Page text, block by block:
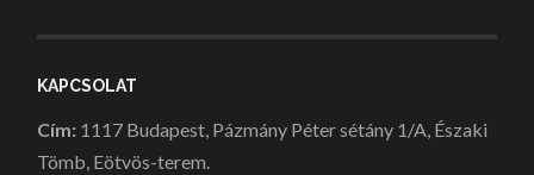
KAPCSOLAT
Cím: 1117 Budapest, Pázmány Péter sétány 1/A, Északi
Tömb, Eötvös-terem.